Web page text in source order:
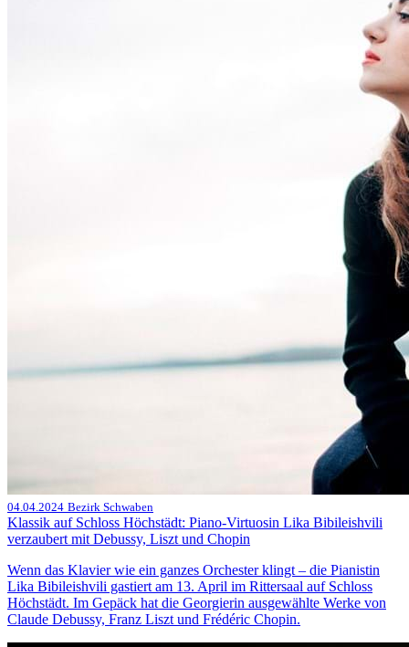
04.04.2024 Bezirk Schwaben
Klassik auf Schloss Höchstädt: Piano-Virtuosin Lika Bibileishvili
verzaubert mit Debussy, Liszt und Chopin
Wenn das Klavier wie ein ganzes Orchester klingt – die Pianistin
Lika Bibileishvili gastiert am 13. April im Rittersaal auf Schloss
Höchstädt. Im Gepäck hat die Georgierin ausgewählte Werke von
Claude Debussy, Franz Liszt und Frédéric Chopin.